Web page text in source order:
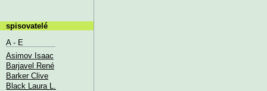
spisovatelé
A - E
Asimov Isaac
Barjavel René
Barker Clive
Black Laura L.